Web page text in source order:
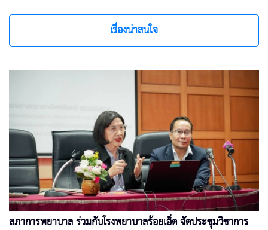
เรื่องน่าสนใจ
สภาการพยาบาล ร่วมกับโรงพยาบาลร้อยเอ็ด จัดประชุมวิชาการ